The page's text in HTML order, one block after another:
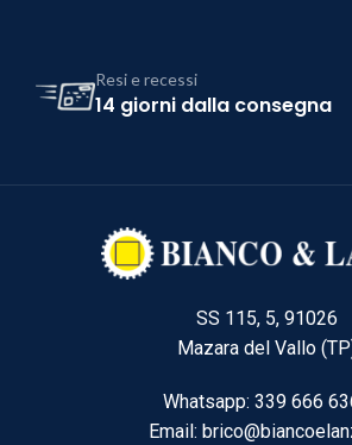
Resi e recessi
14 giorni dalla consegna
SS 115, 5, 91026
Mazara del Vallo
Whatsapp: 339 666
Email: